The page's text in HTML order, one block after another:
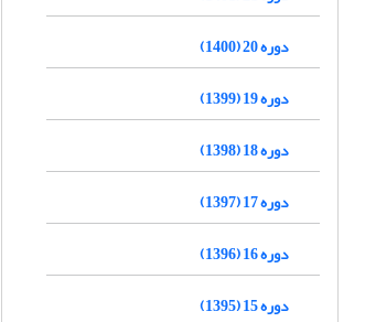
دوره 20 (1400)
دوره 19 (1399)
دوره 18 (1398)
دوره 17 (1397)
دوره 16 (1396)
دوره 15 (1395)